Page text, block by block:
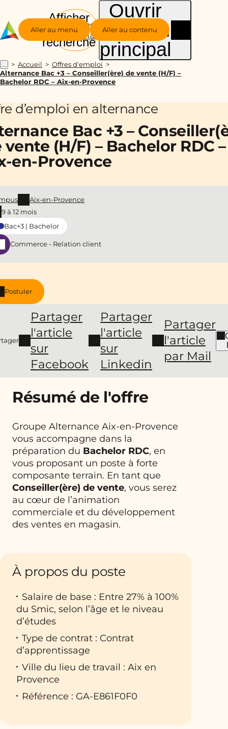
Aller au menu Aller au contenu
Groupe
Alternance
Afficher
la
recherche
Ouvrir
le menu
principal
... Accueil
Offres d'emploi
Alternance Bac +3 – Conseiller(ère) de vente (H/F) –
Bachelor RDC – Aix-en-Provence
d’emploi en alternance
Bac +3 –
vente (H/F) – Bachelor RDC –
en-Provence
Postuler
Partager
l'article
sur
Facebook
Partager
l'article
sur
Linkedin
Partager
l'article
par Mail
Aix-en-Provence
9 à 12 mois
Bac+3 | Bachelor
Commerce - Relation client
Résumé de l'offre
Groupe Alternance Aix-en-Provence
vous accompagne dans la
préparation du Bachelor RDC, en
vous proposant un poste à forte
composante terrain. En tant que
Conseiller(ère) de vente, vous serez
au cœur de l’animation
commerciale et du développement
des ventes en magasin.
À propos du poste
Salaire de base : Entre 27% à 100%
du Smic, selon l’âge et le niveau
d’études
Type de contrat : Contrat
d’apprentissage
Ville du lieu de travail : Aix en
Provence
Référence : GA-E861F0F0